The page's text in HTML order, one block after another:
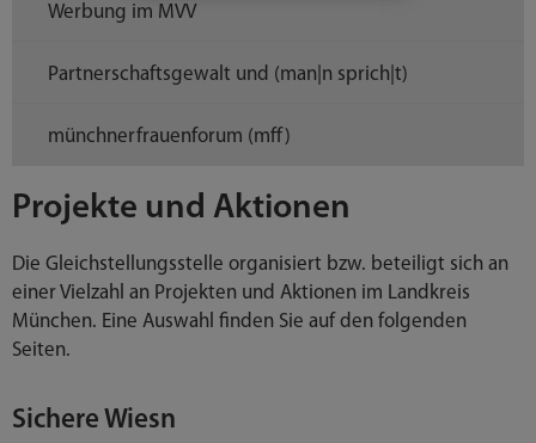
Projekte und Aktionen
Die Gleichstellungsstelle organisiert bzw. beteiligt sich an
einer Vielzahl an Projekten und Aktionen im Landkreis
München. Eine Auswahl finden Sie auf den folgenden
Seiten.
Sichere Wiesn
Werbung im MVV
Partnerschaftsgewalt und (man|n sprich|t)
münchnerfrauenforum (mff)